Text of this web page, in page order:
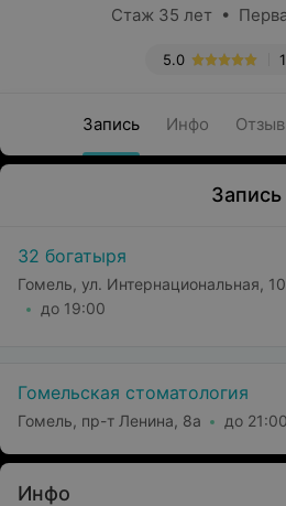
Стаж 35 лет •
5.0
Запись Инфо
Запись
32 богатыря
Гомель, ул. Интернациональная,
до 19:00
Гомельская стоматология
Гомель, пр-т Ленина, 8а до 21:00
Инфо